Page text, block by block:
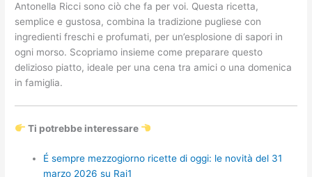
Antonella Ricci sono ciò che fa per voi. Questa ricetta,
semplice e gustosa, combina la tradizione pugliese con
ingredienti freschi e profumati, per un’esplosione di sapori in
ogni morso. Scopriamo insieme come preparare questo
delizioso piatto, ideale per una cena tra amici o una domenica
in famiglia.
Ti potrebbe interessare
É sempre mezzogiorno ricette di oggi: le novità del 31
marzo 2026 su Rai1